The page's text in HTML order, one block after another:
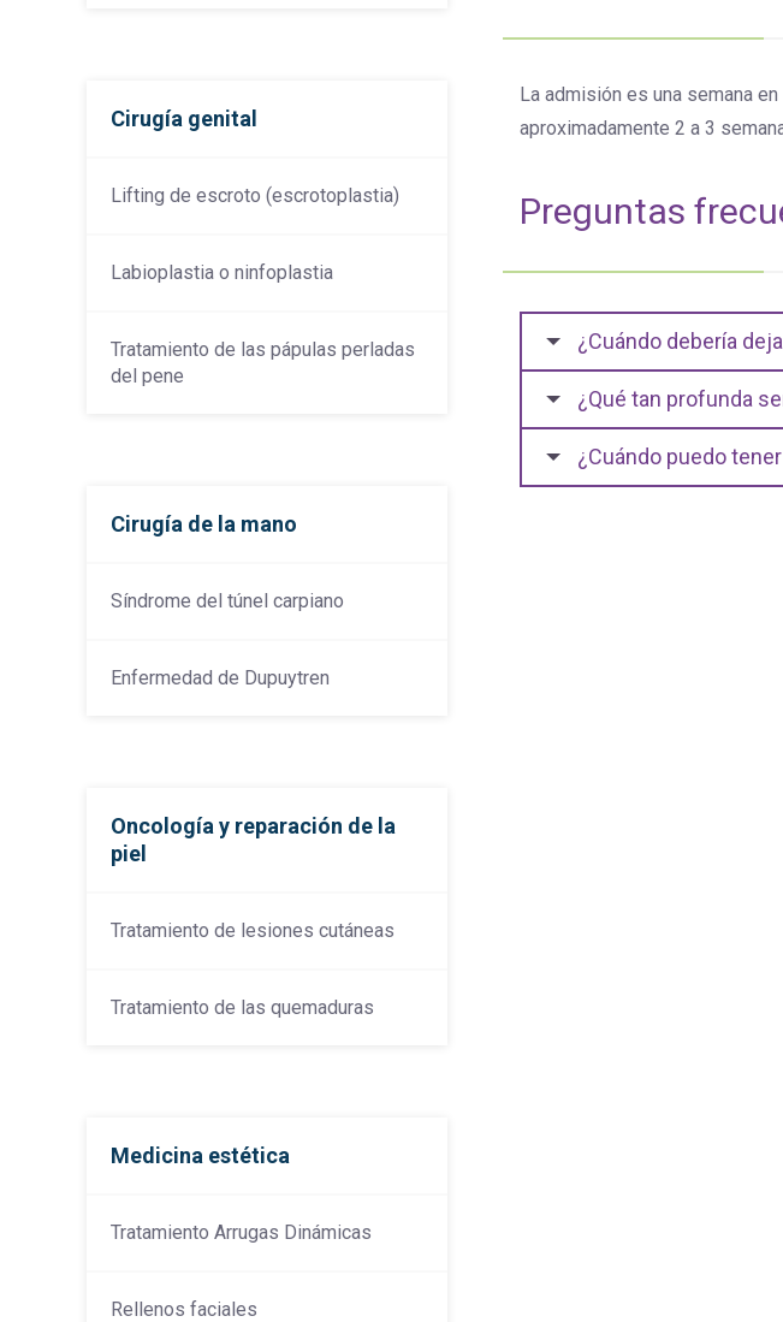
La admisión es una semana
aproximadamente 2 a 3
Preguntas
¿Cuándo debería
¿Qué tan profunda
¿Cuándo puedo
Cirugía genital
Lifting de escroto (escrotoplastia)
Labioplastia o ninfoplastia
Tratamiento de las pápulas perladas
del pene
Cirugía de la mano
Síndrome del túnel carpiano
Enfermedad de Dupuytren
Oncología y reparación de la
piel
Tratamiento de lesiones cutáneas
Tratamiento de las quemaduras
Medicina estética
Tratamiento Arrugas Dinámicas
Rellenos faciales